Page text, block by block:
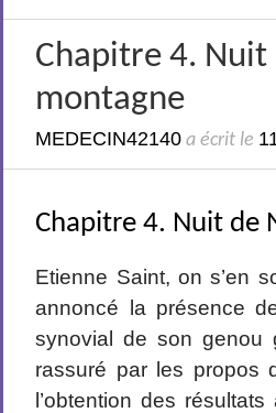
Chapitre 4.
montagne
MEDECIN42140 a écrit le
Chapitre 4. Nuit de
Etienne Saint, on s’en
annoncé la présence
synovial de son genou
rassuré par les propos
l’obtention des